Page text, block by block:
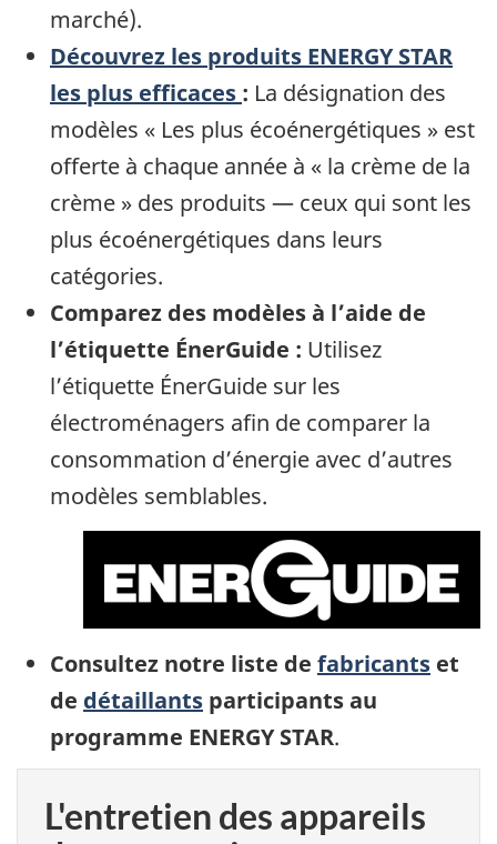
marché).
Découvrez les produits ENERGY STAR
les plus efficaces : La désignation des
modèles « Les plus écoénergétiques » est
offerte à chaque année à « la crème de la
crème » des produits — ceux qui sont les
plus écoénergétiques dans leurs
catégories.
Comparez des modèles à l’aide de
l’étiquette ÉnerGuide : Utilisez
l’étiquette ÉnerGuide sur les
électroménagers afin de comparer la
consommation d’énergie avec d’autres
modèles semblables.
Consultez notre liste de fabricants et
de détaillants participants au
programme ENERGY STAR.
L'entretien des appareils